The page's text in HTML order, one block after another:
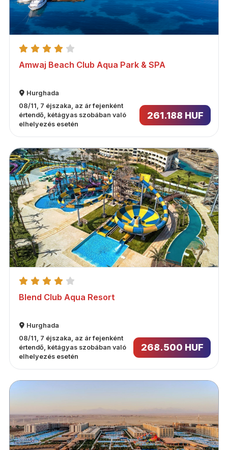
Amwaj Beach Club Aqua Park & SPA
Hurghada
08/11, 7 éjszaka, az ár fejenként
értendő, kétágyas szobában való
elhelyezés esetén
261.188 HUF
Blend Club Aqua Resort
Hurghada
08/11, 7 éjszaka, az ár fejenként
értendő, kétágyas szobában való
elhelyezés esetén
268.500 HUF